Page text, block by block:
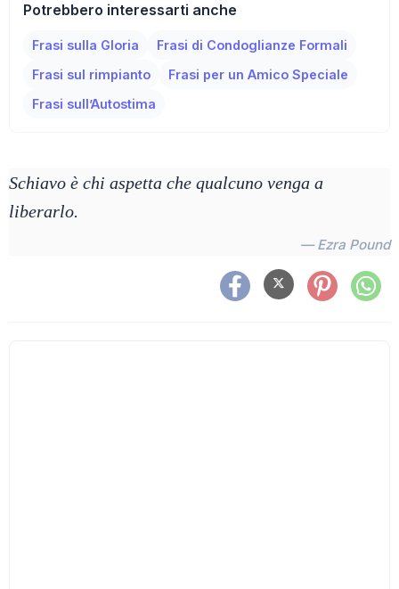
Potrebbero interessarti anche
Frasi sulla Gloria
Frasi di Condoglianze Formali
Frasi sul rimpianto
Frasi per un Amico Speciale
Frasi sull’Autostima
Schiavo è chi aspetta che qualcuno venga a
liberarlo.
— Ezra Pound